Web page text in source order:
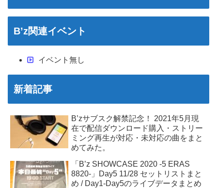
B’z関連イベント
イベント無し
新着記事
B’zサブスク解禁記念！ 2021年5月現
在で配信ダウンロード購入・ストリー
ミング再生が対応・未対応の曲をまと
めてみた。
「B’z SHOWCASE 2020 -5 ERAS
8820-」Day5 11/28 セットリストまと
め / Day1-Day5のライブデータまとめ